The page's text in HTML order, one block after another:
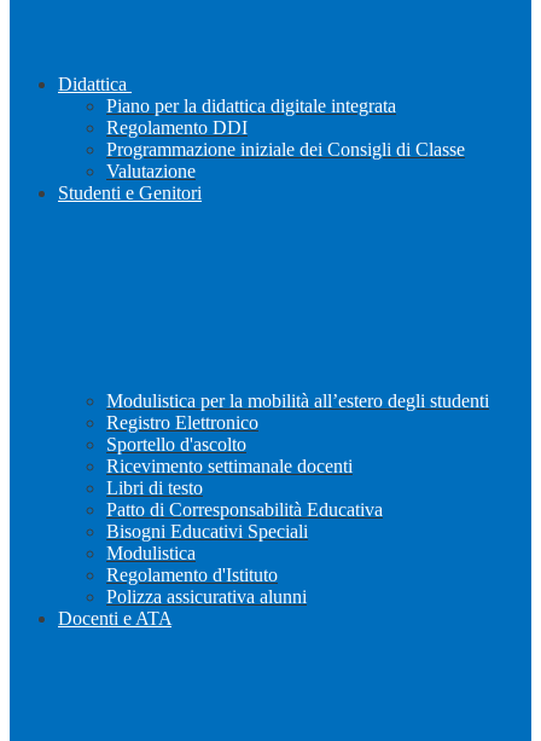
Didattica
Piano per la didattica digitale integrata
Regolamento DDI
Programmazione iniziale dei Consigli di Classe
Valutazione
Studenti e Genitori
Modulistica per la mobilità all’estero degli studenti
Registro Elettronico
Sportello d'ascolto
Ricevimento settimanale docenti
Libri di testo
Patto di Corresponsabilità Educativa
Bisogni Educativi Speciali
Modulistica
Regolamento d'Istituto
Polizza assicurativa alunni
Docenti e ATA